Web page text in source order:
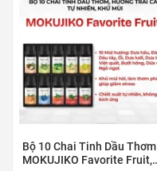
Bộ 10 Chai Tinh Dầu Thơm
MOKUJIKO Favorite Fruit,